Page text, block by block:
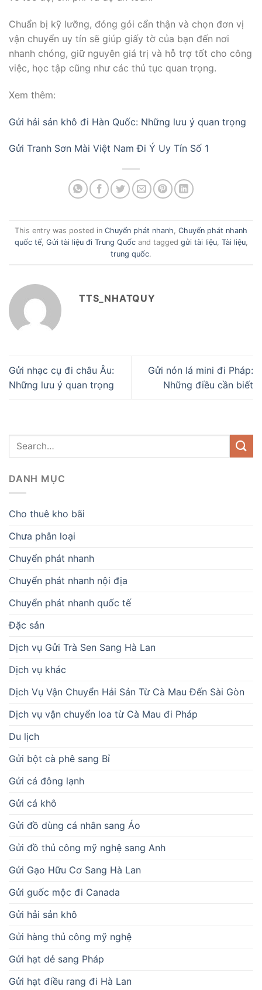
Chuẩn bị kỹ lưỡng, đóng gói cẩn thận và chọn đơn vị
vận chuyển uy tín sẽ giúp giấy tờ của bạn đến nơi
nhanh chóng, giữ nguyên giá trị và hỗ trợ tốt cho công
việc, học tập cũng như các thủ tục quan trọng.
Xem thêm:
Gửi hải sản khô đi Hàn Quốc: Những lưu ý quan trọng
Gửi Tranh Sơn Mài Việt Nam Đi Ý Uy Tín Số 1
This entry was posted in Chuyển phát nhanh Chuyển phát nhanh
quốc tế, Gửi tài liệu đi Trung Quốcand tagged gửi tài liệu, Tài liệu,
trung quốc.
TTS_NHATQUY
Gửi nhạc cụ đi châu Âu:
Những lưu ý quan trọng
Gửi nón lá mini đi Pháp:
Những điều cần biết
DANH MỤC
Cho thuê kho bãi
Chưa phân loại
Chuyển phát nhanh
Chuyển phát nhanh nội địa
Chuyển phát nhanh quốc tế
Đặc sản
Dịch vụ Gửi Trà Sen Sang Hà Lan
Dịch vụ khác
Dịch Vụ Vận Chuyển Hải Sản Từ Cà Mau Đến Sài Gòn
Dịch vụ vận chuyển loa từ Cà Mau đi Pháp
Du lịch
Gửi bột cà phê sang Bỉ
Gửi cá đông lạnh
Gửi cá khô
Gửi đồ dùng cá nhân sang Áo
Gửi đồ thủ công mỹ nghệ sang Anh
Gửi Gạo Hữu Cơ Sang Hà Lan
Gửi guốc mộc đi Canada
Gửi hải sản khô
Gửi hàng thủ công mỹ nghệ
Gửi hạt dẻ sang Pháp
Gửi hạt điều rang đi Hà Lan